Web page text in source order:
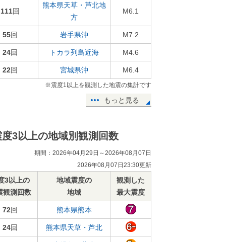
111回
熊本県天草・芦北地
方
M6.1
55回 岩手県沖 M7.2
24回 トカラ列島近海 M4.6
22回 宮城県沖 M6.4
※震度1以上を観測した地震の集計です
もっと見る
度3以上の地域別観測回数
期間：2026年04月29日～2026年08月07日
2026年08月07日23:30更新
3以上の
観測回数
地域震度の
地域
観測した
最大震度
72回 熊本県熊本
24回 熊本県天草・芦北